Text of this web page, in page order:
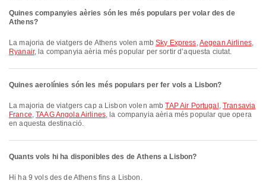
Quines companyies aèries són les més populars per volar des de
Athens?
La majoria de viatgers de Athens volen ambSky Express,Aegean Airlines,
Ryanair, la companyia aèria més popular per sortir d’aquesta ciutat.
Quines aerolínies són les més populars per fer vols a Lisbon?
La majoria de viatgers cap a Lisbon volen ambTAP Air Portugal , Transavia
France,TAAG Angola Airlines, la companyia aèria més popular que opera
en aquesta destinació.
Quants vols hi ha disponibles des de Athens a Lisbon?
Hi ha 9 vols des de Athens fins a Lisbon.